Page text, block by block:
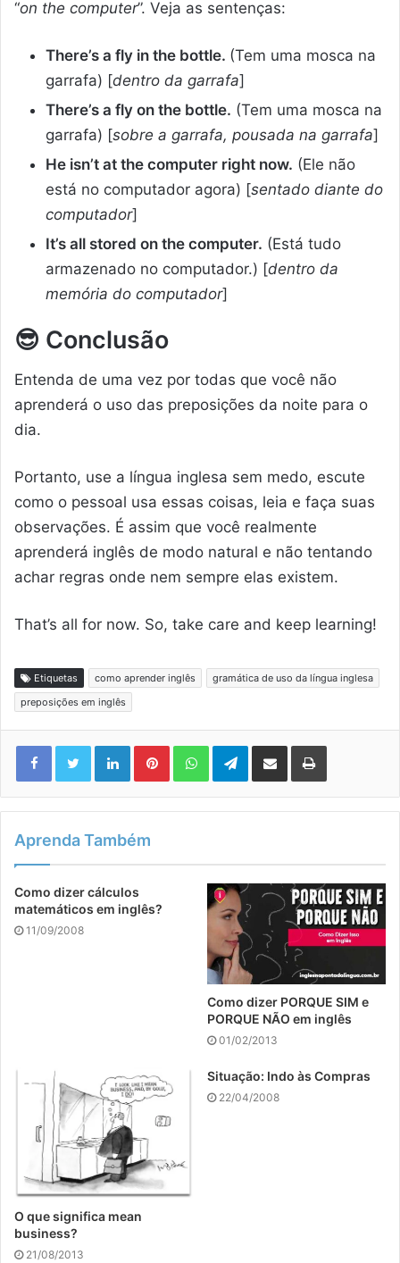
“on the computer”. Veja as sentenças:
There’s a fly in the bottle. (Tem uma mosca na
garrafa) [dentro da garrafa]
There’s a fly on the bottle. (Tem uma mosca na
garrafa) [sobre a garrafa, pousada na garrafa]
He isn’t at the computer right now. (Ele não
está no computador agora) [sentado diante do
computador]
It’s all stored on the computer. (Está tudo
armazenado no computador.) [dentro da
memória do computador]
😎 Conclusão
Entenda de uma vez por todas que você não
aprenderá o uso das preposições da noite para o
dia.
Portanto, use a língua inglesa sem medo, escute
como o pessoal usa essas coisas, leia e faça suas
observações. É assim que você realmente
aprenderá inglês de modo natural e não tentando
achar regras onde nem sempre elas existem.
That’s all for now. So, take care and keep learning!
Etiquetas como aprender inglês
gramática de uso da língua inglesa
preposições em inglês
LinkedinPinterestWhatsAppTelegram
Compartilhar via e-mail Imprimir
Aprenda Também
Como dizer cálculos
matemáticos em inglês?
11/09/2008
Como dizer PORQUE SIM e
PORQUE NÃO em inglês
01/02/2013
O que significa mean
business?
21/08/2013
Situação: Indo às Compras
22/04/2008